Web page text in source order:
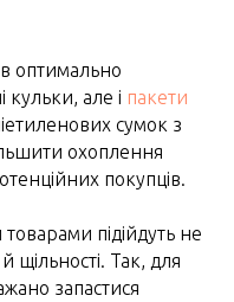
оптимально
але і пакети
сумок з
охоплення
покупців.
підійдуть не
щільності. Так, для
запастися